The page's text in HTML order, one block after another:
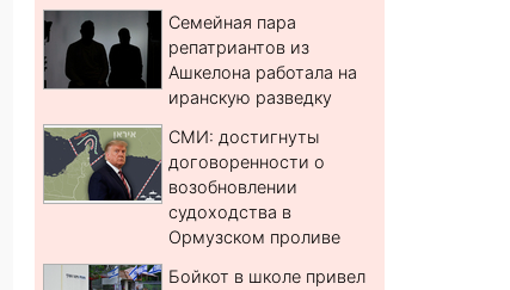
Семейная пара
репатриантов из
Ашкелона работала на
иранскую разведку
СМИ: достигнуты
договоренности о
возобновлении
судоходства в
Ормузском проливе
Бойкот в школе привел